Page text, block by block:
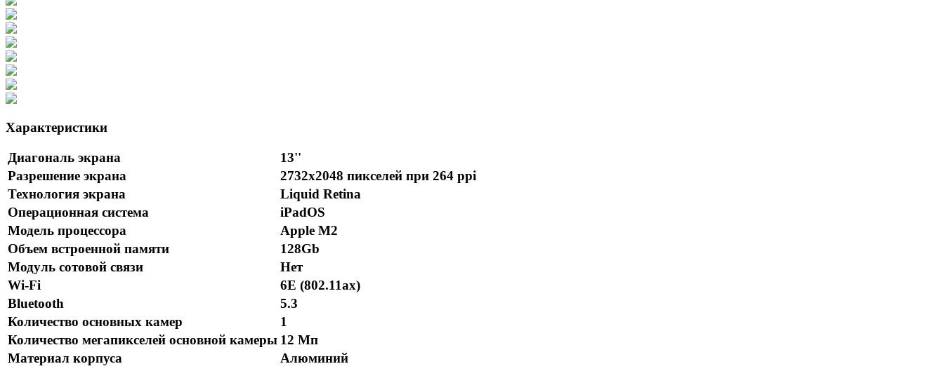
Характеристики
Диагональ экрана
13''
Разрешение экрана
2732х2048 пикселей при 264 ppi
Технология экрана
Liquid Retina
Операционная система
iPadOS
Модель процессора
Apple M2
Объем встроенной памяти
128Gb
Модуль сотовой связи
Нет
Wi-Fi
6E (802.11ax)
Bluetooth
5.3
Количество основных камер
1
Количество мегапикселей основной камеры 12 Мп
Материал корпуса
Алюминий